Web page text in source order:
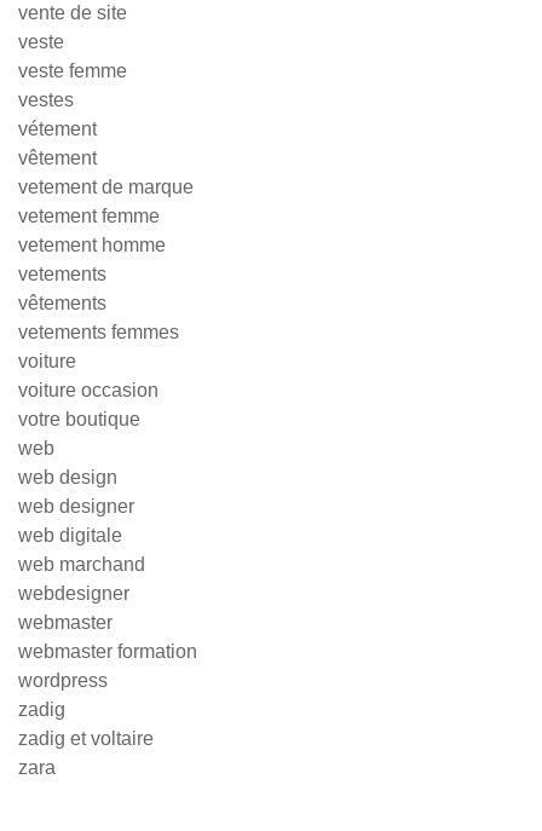
vente de site
veste
veste femme
vestes
vétement
vêtement
vetement de marque
vetement femme
vetement homme
vetements
vêtements
vetements femmes
voiture
voiture occasion
votre boutique
web
web design
web designer
web digitale
web marchand
webdesigner
webmaster
webmaster formation
wordpress
zadig
zadig et voltaire
zara